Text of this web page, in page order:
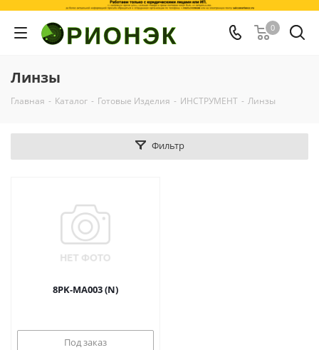
0
Линзы
Главная - Каталог - Готовые Изделия - ИНСТРУМЕНТ - Линзы
Фильтр
8PK-MA003 (N)
Под заказ